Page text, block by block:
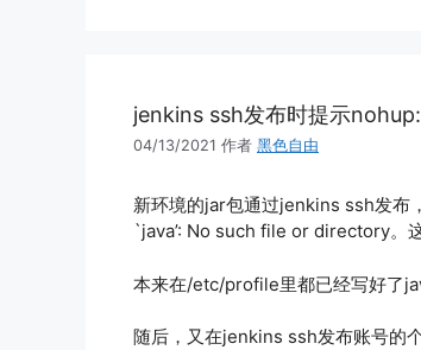
jenkins ssh发布时提示
04/13/2021 作者 黑色自由
新环境的jar包通过jenkins ssh发布
`java’: No such file or directory。
本来在/etc/profile里都已经写好了
随后，又在jenkins ssh发布账号的